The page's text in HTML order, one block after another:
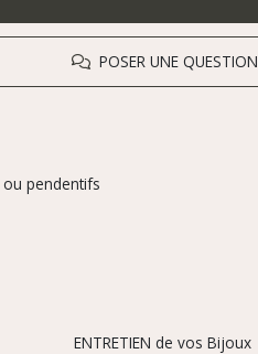
POSER UNE QUESTION
pendentifs
ENTRETIEN de vos Bijoux